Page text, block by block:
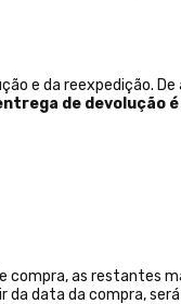
e da reexpedição. De
de devolução
compra, as restantes
data da compra,